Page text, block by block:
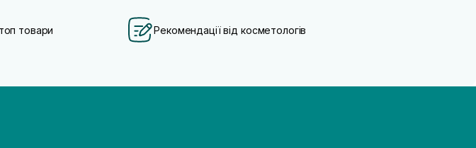
товари Рекомендації від косметологів